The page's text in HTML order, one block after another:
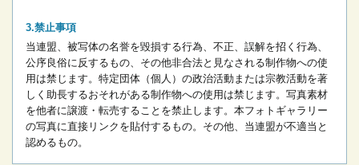
禁止事項
当連盟、被写体の名誉を毀損する行為、不正、誤解を招く行為、
公序良俗に反するもの、その他非合法と見なされる制作物への使
用は禁じます。 特定団体（個人）の政治活動または宗教活動を著
しく助長するおそれがある制作物への使用は禁じます。 写真素材
を他者に譲渡・転売することを禁止します。 本フォトギャラリー
の写真に直接リンクを貼付するもの。 その他、当連盟が不適当と
認めるもの。